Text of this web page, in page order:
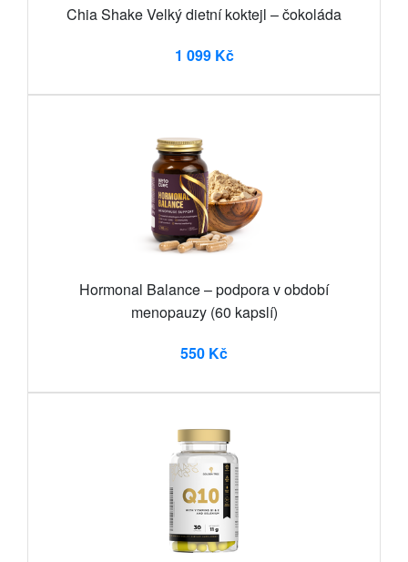
Chia Shake Velký dietní koktejl – čokoláda
1 099 Kč
Hormonal Balance – podpora v období
menopauzy (60 kapslí)
550 Kč